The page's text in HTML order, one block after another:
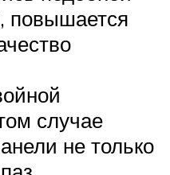
повышается
случае
не только